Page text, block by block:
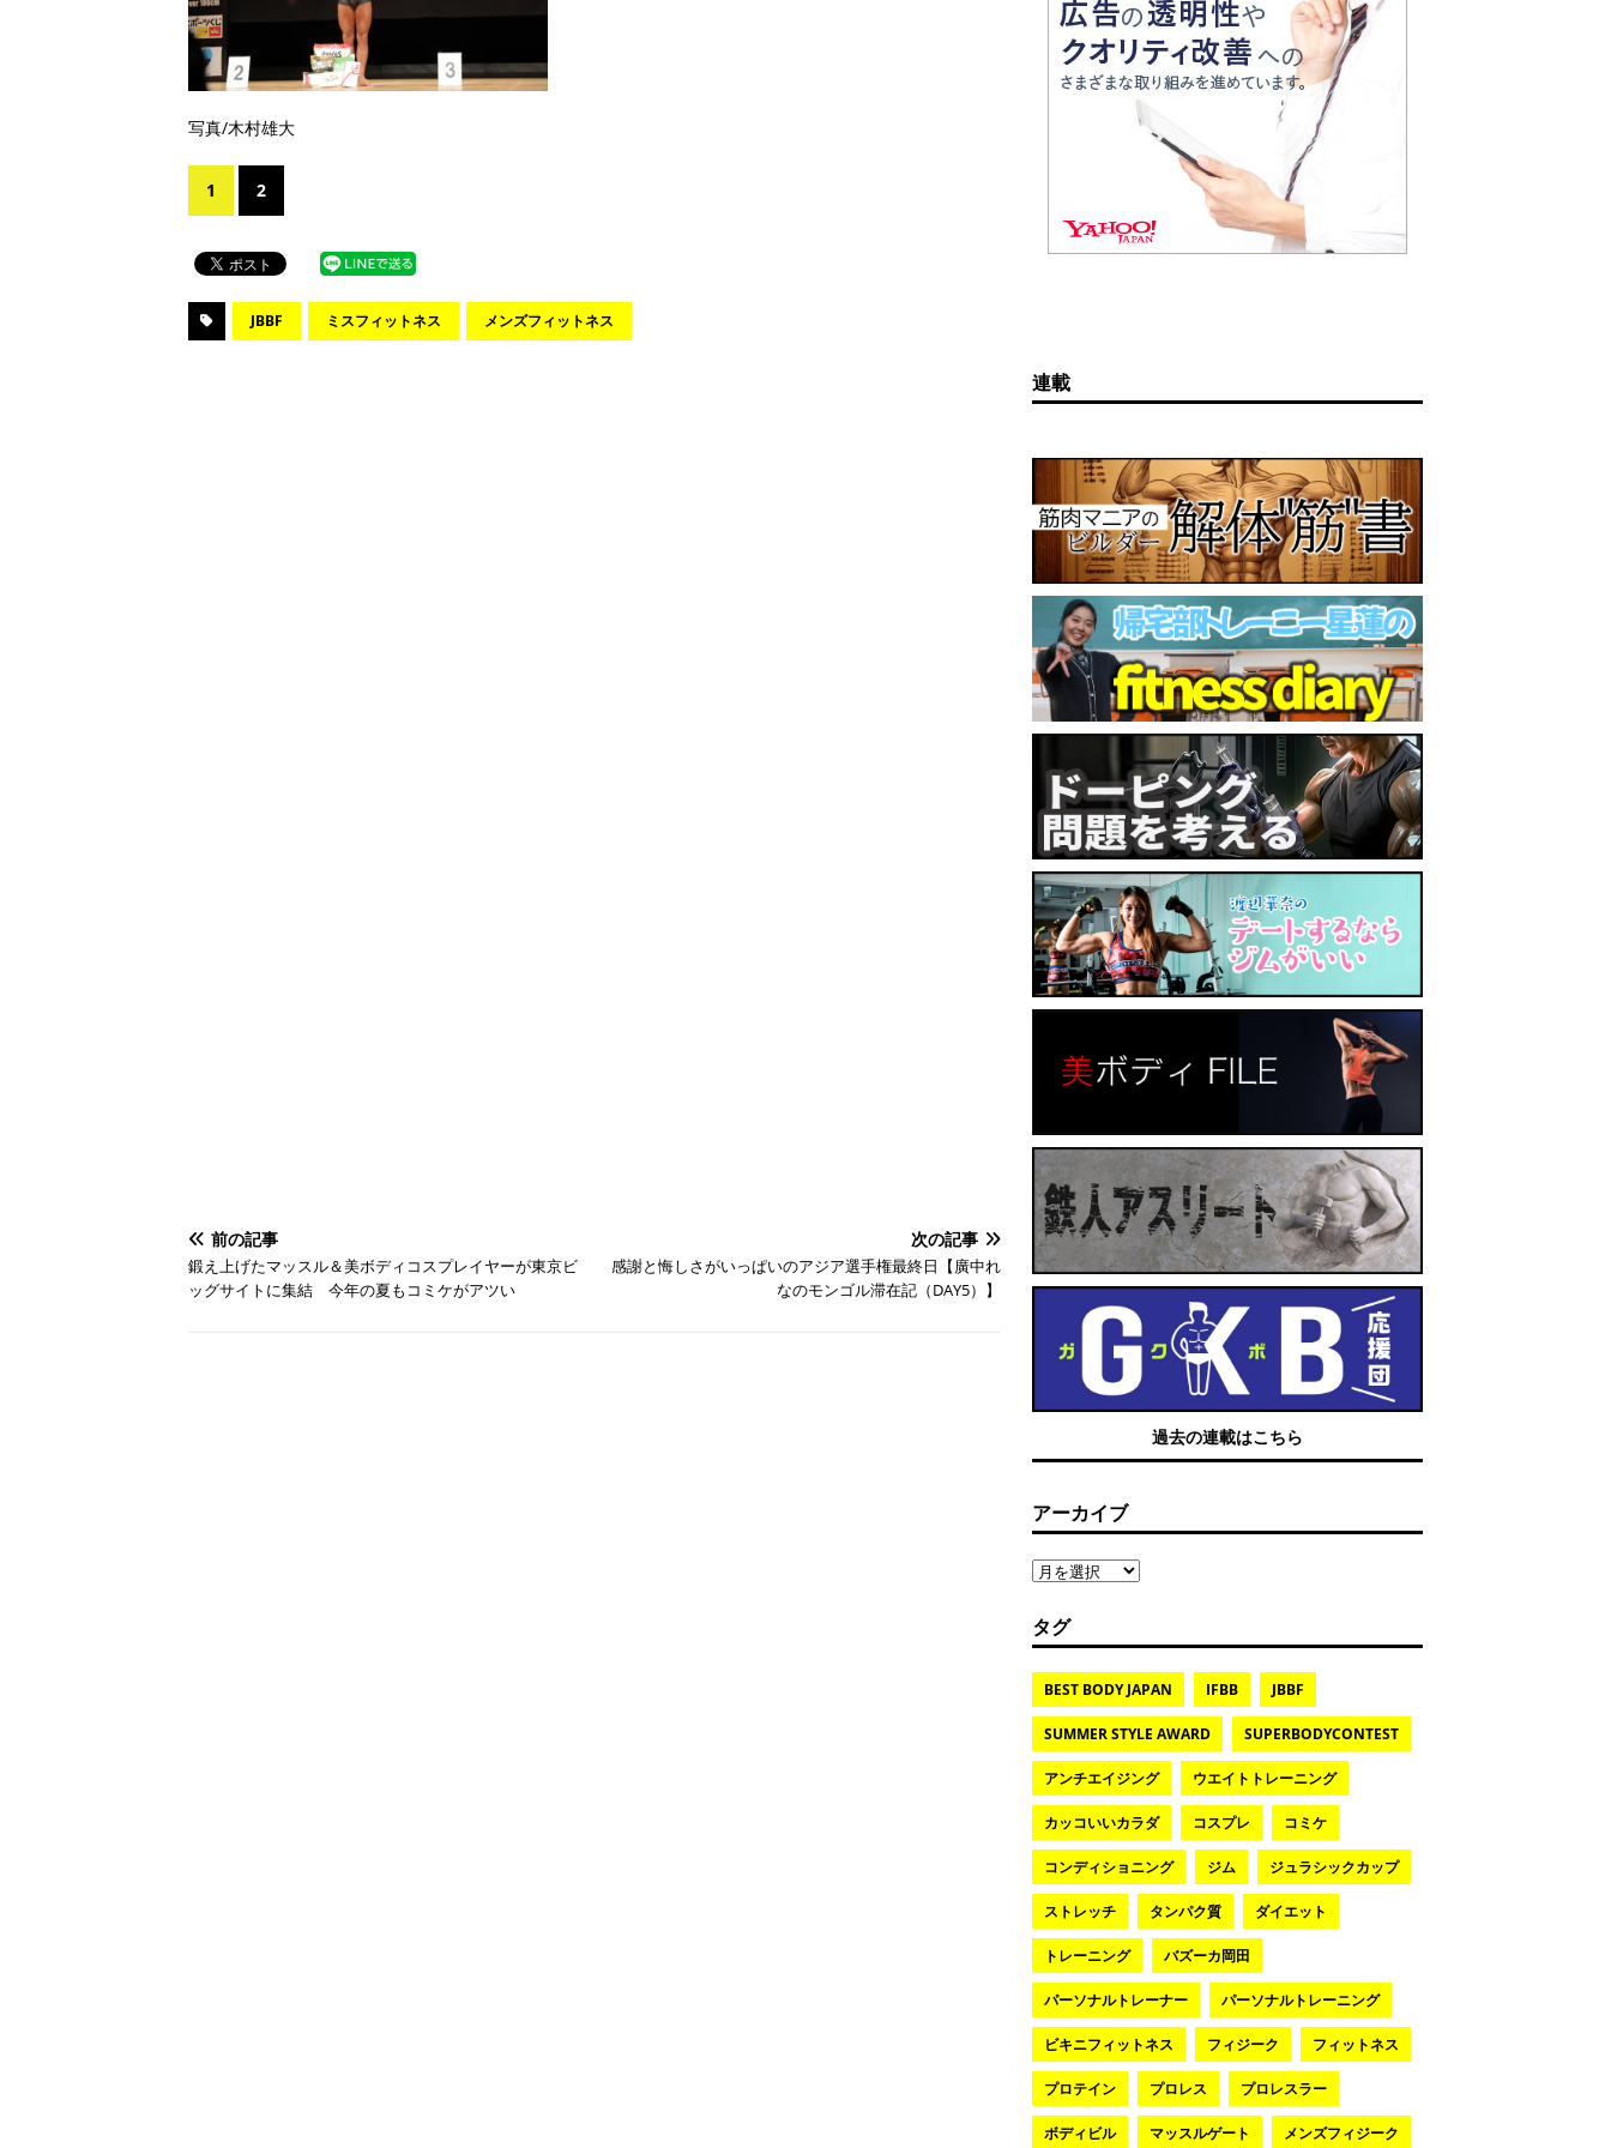
写真/木村雄大
1 2
JBBF ミスフィットネス メンズフィットネス
前の記事
鍛え上げたマッスル＆美ボディコスプレイヤーが東京ビ
ッグサイトに集結 今年の夏もコミケがアツい
次の記事
感謝と悔しさがいっぱいのアジア選手権最終日【廣中れ
なのモンゴル滞在記（DAY5）】
連載
過去の連載はこちら
アーカイブ
タグ
BEST BODY JAPAN IFBB JBBF
SUMMER STYLE AWARD SUPERBODYCONTEST
アンチエイジング ウエイトトレーニング
カッコいいカラダ コスプレ コミケ
コンディショニング ジム ジュラシックカップ
ストレッチ タンパク質 ダイエット
トレーニング バズーカ岡田
パーソナルトレーナー パーソナルトレーニング
ビキニフィットネス フィジーク フィットネス
プロテイン プロレス プロレスラー
ボディビル マッスルゲート メンズフィジーク